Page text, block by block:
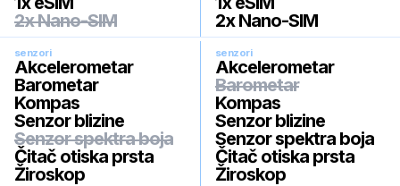
2x Nano-SIM
2x Nano-SIM
senzori
Akcelerometar
Barometar
Kompas
Senzor blizine
Senzor spektra boja
Čitač otiska prsta
Žiroskop
senzori
Akcelerometar
Barometar
Kompas
Senzor blizine
Senzor spektra boja
Čitač otiska prsta
Žiroskop